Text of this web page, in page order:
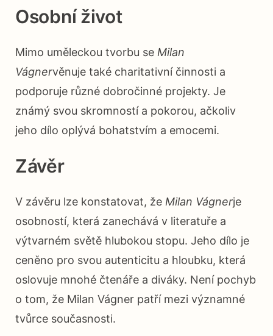
Osobní život
Mimo uměleckou tvorbu se Milan
Vágnervěnuje také charitativní činnosti a
podporuje různé dobročinné projekty. Je
známý svou skromností a pokorou, ačkoliv
jeho dílo oplývá bohatstvím a emocemi.
Závěr
V závěru lze konstatovat, že Milan Vágnerje
osobností, která zanechává v literatuře a
výtvarném světě hlubokou stopu. Jeho dílo je
ceněno pro svou autenticitu a hloubku, která
oslovuje mnohé čtenáře a diváky. Není pochyb
o tom, že Milan Vágner patří mezi významné
tvůrce současnosti.